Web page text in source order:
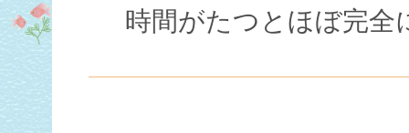
時間がたつとほぼ完全